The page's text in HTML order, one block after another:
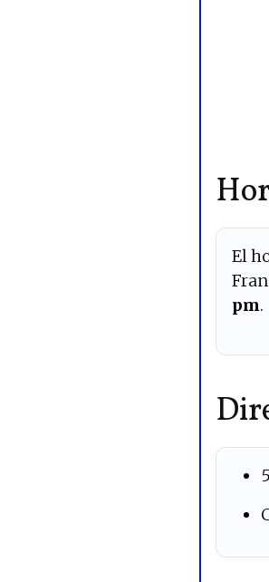
El
pm.